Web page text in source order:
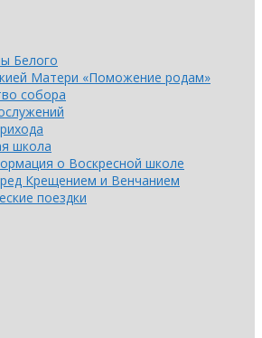
Белого
Матери «Поможение родам»
собора
школа
о Воскресной школе
Крещением и Венчанием
поездки